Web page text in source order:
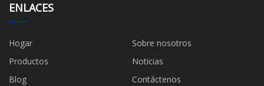
ENLACES
Hogar
Sobre nosotros
Productos
Noticias
Blog
Contáctenos